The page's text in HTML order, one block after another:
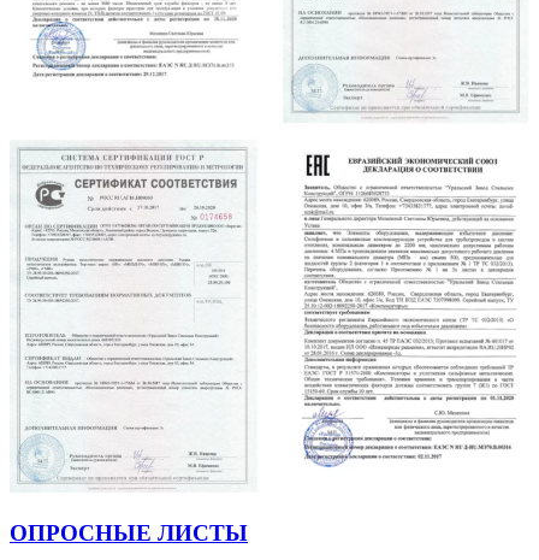
ОПРОСНЫЕ ЛИСТЫ